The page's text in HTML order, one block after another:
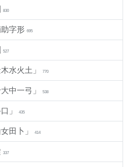
830
字形 695
527
水火土」 770
中一弓」 538
」 435
田卜」 414
337